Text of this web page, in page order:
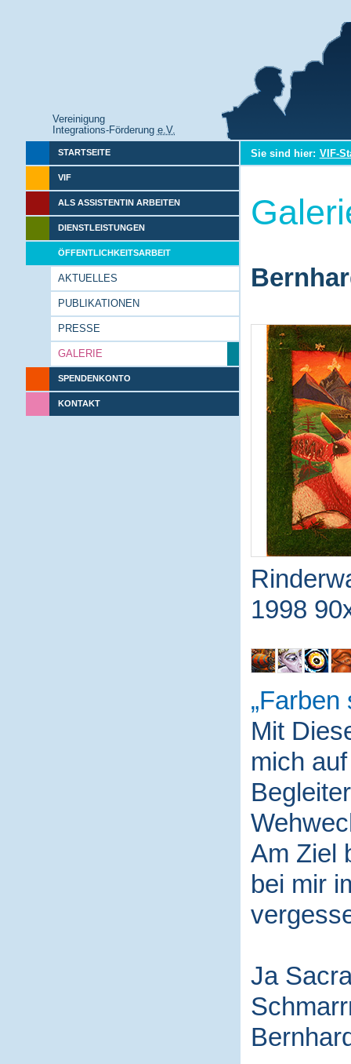
Vereinigung
Integrations-Förderung e.V.
STARTSEITE
VIF
ALS ASSISTENTIN ARBEITEN
DIENSTLEISTUNGEN
ÖFFENTLICHKEITSARBEIT
AKTUELLES
PUBLIKATIONEN
PRESSE
GALERIE
SPENDENKONTO
KONTAKT
Sie sind hier: VIF-
1998
Farben
Mit
mich
Am Ziel
bei mir
Ja